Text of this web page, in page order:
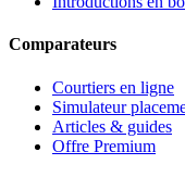
Comparateurs
Courtiers en ligne
Simulateur
Articles & guides
Offre Premium